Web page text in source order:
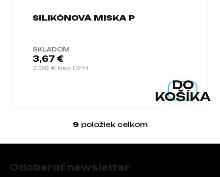
SILIKÓNOVÁ MISKA P
SKLADOM
2,98 € bez DPH
3,67 €
DO
KOŠÍKA
Ovládacie prvky
9 položiek celkom
Odoberať newsletter